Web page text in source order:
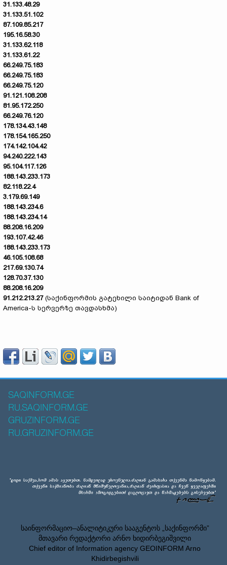
31.133.48.29
31.133.51.102
87.109.85.217
195.16.58.30
31.133.62.118
31.133.61.22
66.249.75.183
66.249.75.183
66.249.75.120
91.121.108.208
81.95.172.250
66.249.76.120
178.134.43.148
178.154.165.250
174.142.104.42
94.240.222.143
95.104.117.126
188.143.233.173
82.118.22.4
3.179.69.149
188.143.234.6
188.143.234.14
88.208.16.209
193.107.42.46
188.143.233.173
46.105.108.68
217.69.130.74
128.70.37.130
88.208.16.209
91.212.213.27 (საქინფორმის გატეხილი საიტიდან Bank of
America-ს სერვერზე თავდასხმა)
SAQINFORM.GE
RU.SAQINFORM.GE
GRUZINFORM.GE
RU.GRUZINFORM.GE
საინფორმაციო–ანალიტიკური სააგენტოს „საქინფორმი”
მთავარი რედაქტორი არნო ხიდირბეგიშვილი
Chief editor of Information agency GEOINFORM Arno
Khidirbegishvili